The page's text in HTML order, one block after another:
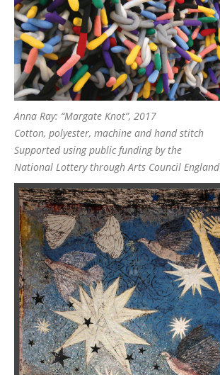
Anna Ray: “Margate Knot”, 2017
Cotton, polyester, machine and hand stitch
Supported using public funding by the
National Lottery through Arts Council England